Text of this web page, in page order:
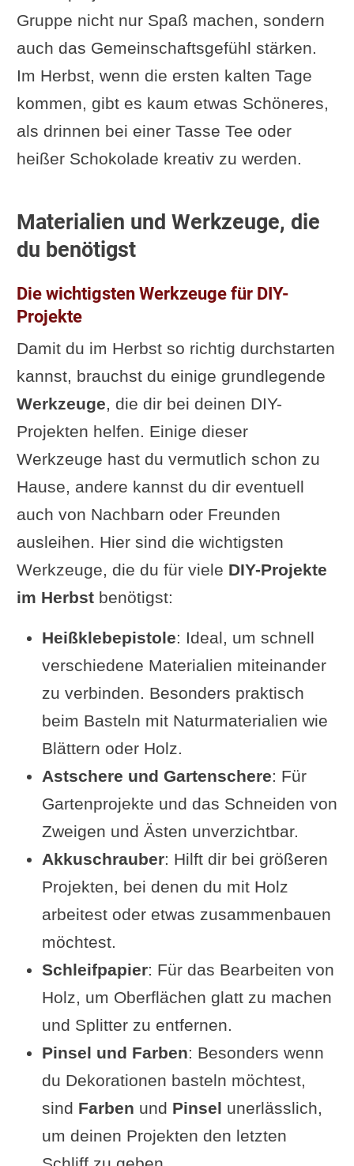
Gruppe nicht nur Spaß machen, sondern
auch das Gemeinschaftsgefühl stärken.
Im Herbst, wenn die ersten kalten Tage
kommen, gibt es kaum etwas Schöneres,
als drinnen bei einer Tasse Tee oder
heißer Schokolade kreativ zu werden.
Materialien und Werkzeuge, die
du benötigst
Die wichtigsten Werkzeuge für DIY-
Projekte
Damit du im Herbst so richtig durchstarten
kannst, brauchst du einige grundlegende
Werkzeuge, die dir bei deinen DIY-
Projekten helfen. Einige dieser
Werkzeuge hast du vermutlich schon zu
Hause, andere kannst du dir eventuell
auch von Nachbarn oder Freunden
ausleihen. Hier sind die wichtigsten
Werkzeuge, die du für viele DIY-Projekte
im Herbstbenötigst:
Heißklebepistole: Ideal, um schnell
verschiedene Materialien miteinander
zu verbinden. Besonders praktisch
beim Basteln mit Naturmaterialien wie
Blättern oder Holz.
Astschere und Gartenschere: Für
Gartenprojekte und das Schneiden von
Zweigen und Ästen unverzichtbar.
Akkuschrauber: Hilft dir bei größeren
Projekten, bei denen du mit Holz
arbeitest oder etwas zusammenbauen
möchtest.
Schleifpapier: Für das Bearbeiten von
Holz, um Oberflächen glatt zu machen
und Splitter zu entfernen.
Pinsel und Farben: Besonders wenn
du Dekorationen basteln möchtest,
sind Farben und Pinsel unerlässlich,
um deinen Projekten den letzten